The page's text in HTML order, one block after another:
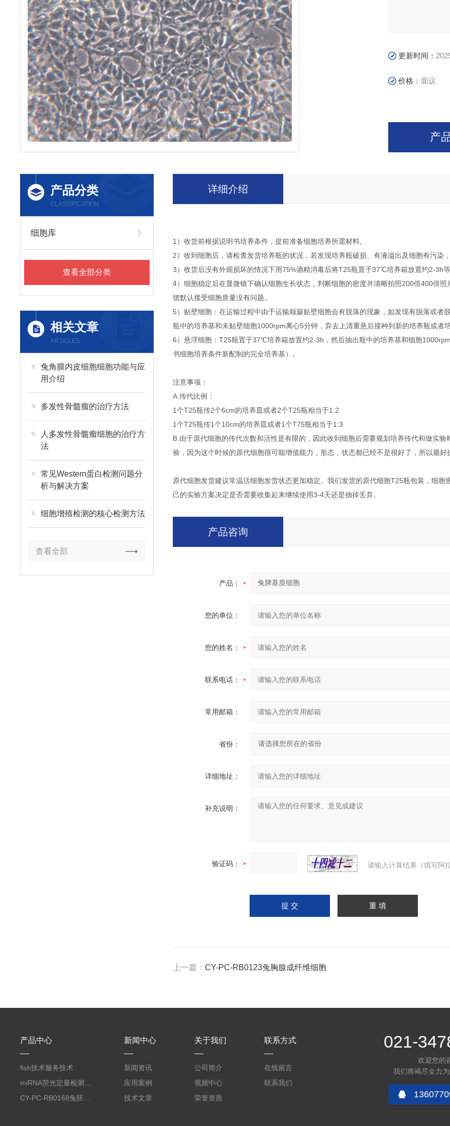
更新时间：
价格：面议
产
产品分类
CLASSIFICATION
细胞库
查看全部分类
相关文章
ARTICLES
兔角膜内皮细胞细胞功能与应
用介绍
多发性骨髓瘤的治疗方法
人多发性骨髓瘤细胞的治疗方
法
常见Western蛋白检测问题分
析与解决方案
细胞增殖检测的核心检测方法
查看全部
详细介绍
1）收货前根据说明书培养条件，提前准备细胞培养所需材料。
2）收到细胞后，请检查发货培养瓶的状况，若发现培养瓶破损、有液溢出及细胞有污染
3）收货后没有外观损坏的情况下用75%酒精消毒后将T25瓶置于37℃培养箱放置约2-3h等
4）细胞稳定后在显微镜下确认细胞生长状态，判断细胞的密度并清晰拍照200倍400倍
馈默认接受细胞质量没有问题。
5）贴壁细胞：在运输过程中由于运输颠簸贴壁细胞会有脱落的现象，如发现有脱落或
瓶中的培养基和未贴壁细胞1000rpm离心5分钟，弃去上清重悬后接种到新的培养瓶或者
6）悬浮细胞：T25瓶置于37℃培养箱放置约2-3h，然后抽出瓶中的培养基和细胞
书细胞培养条件新配制的完全培养基）。
注意事项：
A.传代比例：
1个T25瓶传2个6cm的培养皿或者2个T25瓶相当于1:2
1个T25瓶传1个10cm的培养皿或者1个T75瓶相当于1:3
B.由于原代细胞的传代次数和活性是有限的，因此收到细胞后需要规划培养传代和做实
验，因为这个时候的原代细胞很可能增值能力，形态，状态都已经不是很好了，所以最好
原代细胞发货建议常温活细胞发货状态更加稳定。我们发货的原代细胞T25瓶包装，细
己的实验方案决定是否需要收集起来继续使用3-4天还是抽掉丢弃。
产品咨询
产品：
您的单位：
您的姓名：
联系电话：
常用邮箱：
省份：
详细地址：
补充说明：
验证码： 请输入计算结果（填写阿
上一篇： CY-PC-RB0123兔胸腺成纤维细胞
产品中心
fish技术服务技术
新闻中心
新闻资讯
应用案例
技术文章
关于我们
公司简介
视频中心
荣誉资质
联系方式
在线留言
联系我们
021-
欢迎您的
我们将竭尽全力